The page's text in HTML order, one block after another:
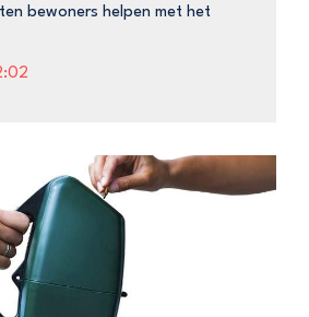
bewoners helpen met het